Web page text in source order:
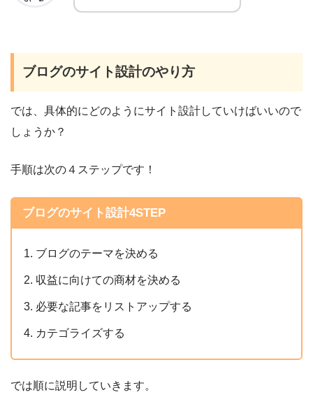
ブログのサイト設計のやり方
では、具体的にどのようにサイト設計していけばいいので
しょうか？
手順は次の４ステップです！
ブログのサイト設計4STEP
ブログのテーマを決める
収益に向けての商材を決める
必要な記事をリストアップする
カテゴライズする
では順に説明していきます。